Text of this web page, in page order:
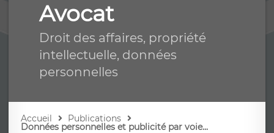
Avocat
Droit des affaires, propriété
intellectuelle, données
personnelles
Accueil Publications
Données personnelles et publicité par voie...